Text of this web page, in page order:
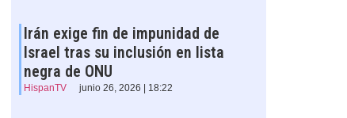
Irán exige fin de impunidad de
Israel tras su inclusión en lista
negra de ONU
HispanTV junio 26, 2026 | 18:22